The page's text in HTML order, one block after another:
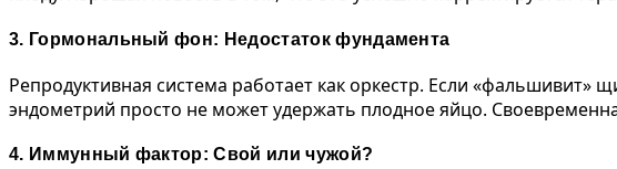
3. Гормональный фон: Недостаток фундамента
Репродуктивная система работает как оркестр. Если «фальшивит»
эндометрий просто не может удержать плодное яйцо.
4. Иммунный фактор: Свой или чужой?